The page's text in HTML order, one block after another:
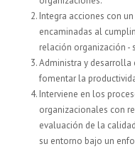
Integra acciones con
encaminadas al
relación organización -
Administra y
fomentar la
Interviene en los
organizacionales con
evaluación de la
su entorno bajo un